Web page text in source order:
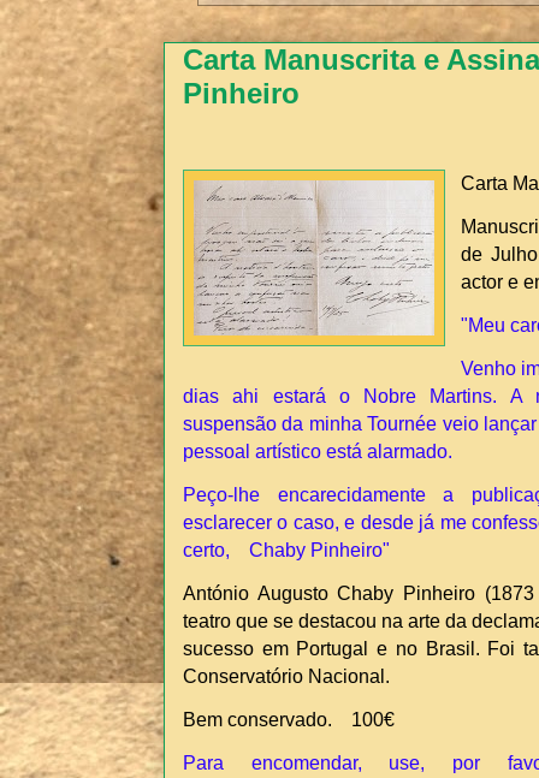
Carta Manuscrita e
Pinheiro
Carta
de
actor e
"Meu
Venho
dias ahi estará o Nobre Martins. A
suspensão da minha Tournée veio
pessoal artístico está alarmado.
Peço-lhe encarecidamente a
esclarecer o caso, e desde já me
certo, Chaby Pinheiro"
António Augusto Chaby Pinheiro
teatro que se destacou na arte da
sucesso em Portugal e no Brasil. Foi
Conservatório Nacional.
Bem conservado. 100€
Para encomendar, use, por